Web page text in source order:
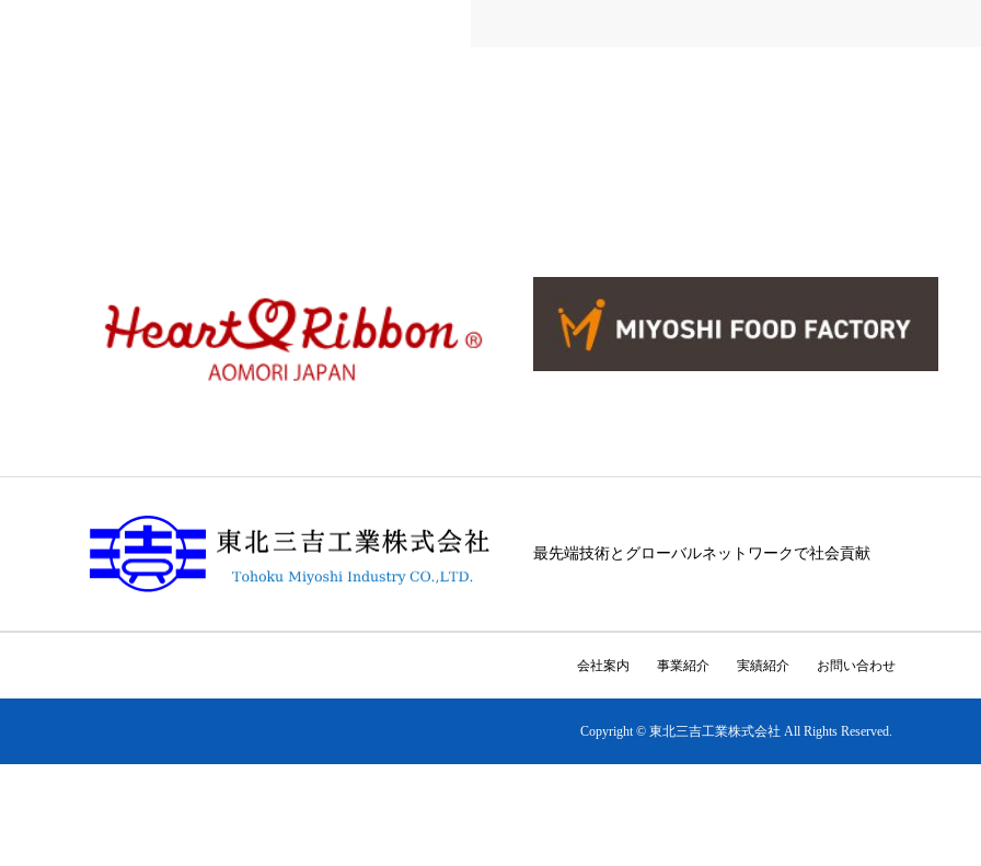
最先端技術とグローバルネットワークで社会貢献
会社案内 事業紹介 実績紹介 お問い合わせ
Copyright © 東北三吉工業株式会社 All Rights Reserved.